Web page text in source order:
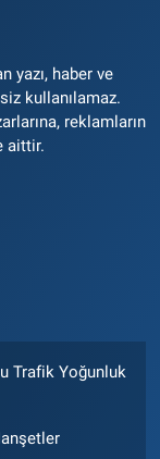
yazı, haber ve
kullanılamaz.
reklamların
aittir.
Trafik Yoğunluk